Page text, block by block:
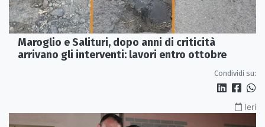
Maroglio e Salituri, dopo anni di criticità
arrivano gli interventi: lavori entro ottobre
Condividi su:
Ieri